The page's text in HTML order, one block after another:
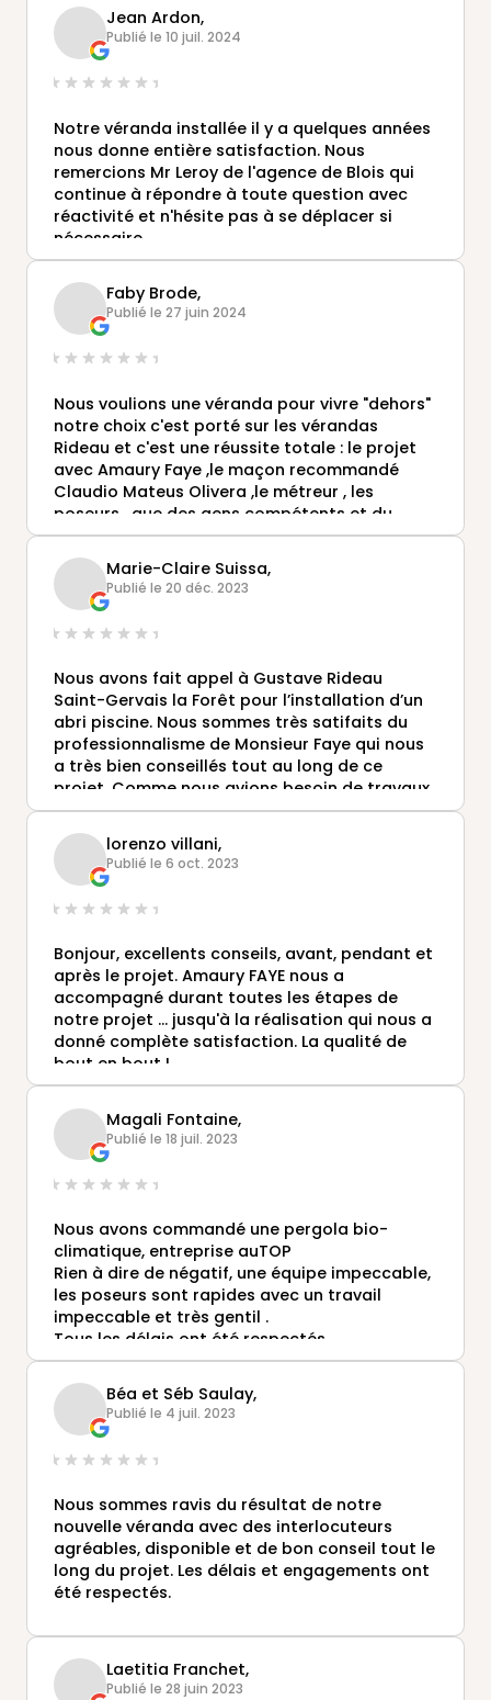
Jean Ardon,
Publié le 10 juil. 2024
Notre véranda installée il y a quelques années
nous donne entière satisfaction. Nous
remercions Mr Leroy de l'agence de Blois qui
continue à répondre à toute question avec
réactivité et n'hésite pas à se déplacer si
nécessaire.
Faby Brode,
Publié le 27 juin 2024
Nous voulions une véranda pour vivre "dehors"
notre choix c'est porté sur les vérandas
Rideau et c'est une réussite totale : le projet
avec Amaury Faye ,le maçon recommandé
Claudio Mateus Olivera ,le métreur , les
poseurs , que des gens compétents et du
beau travail propre . Nous avons une belle
pièce de vie avec ses montants fins , le choix
des couleurs est top et surtout une finition
BICOLORE ,beige extérieur blanc intérieur,pour
nous . Tout est suivi du début à la fin par le
siège. Nous devions profiter de notre
extension en septembre et fin juin tout est fini
.
Marie-Claire Suissa,
Publié le 20 déc. 2023
Nous avons fait appel à Gustave Rideau
Saint-Gervais la Forêt pour l’installation d’un
abri piscine. Nous sommes très satifaits du
professionnalisme de Monsieur Faye qui nous
a très bien conseillés tout au long de ce
projet. Comme nous avions besoin de travaux
préalables de maçonnerie, il nous orienté vers
un professionnel de qualité. Tous les délais
annoncés ont bien été respectés, tous les
intervenants (métreur, livreur, et poseurs)
maîtrisent parfaitement leur sujet et le
résultat est largement à la hauteur de nos
attentes : l’abri est magnifique et de très belle
qualité.
Nous recommandons la société Gustave
Rideau et notamment le bureau de Saint-
Gervais la Forêt
MC Suissa Squinabol
lorenzo villani,
Publié le 6 oct. 2023
Bonjour, excellents conseils, avant, pendant et
après le projet. Amaury FAYE nous a
accompagné durant toutes les étapes de
notre projet ... jusqu'à la réalisation qui nous a
donné complète satisfaction. La qualité de
bout en bout !
Magali Fontaine,
Publié le 18 juil. 2023
Nous avons commandé une pergola bio-
climatique, entreprise auTOP
Rien à dire de négatif, une équipe impeccable,
les poseurs sont rapides avec un travail
impeccable et très gentil .
Tous les délais ont été respectés
Je recommande sans problème Gustave
Rideau et demander AMAURY le conseiller vous
serez très bien conseillé .
Entreprise vraiment très bien surtout
continuez 👍👍
Béa et Séb Saulay,
Publié le 4 juil. 2023
Nous sommes ravis du résultat de notre
nouvelle véranda avec des interlocuteurs
agréables, disponible et de bon conseil tout le
long du projet. Les délais et engagements ont
été respectés.
Laetitia Franchet,
Publié le 28 juin 2023